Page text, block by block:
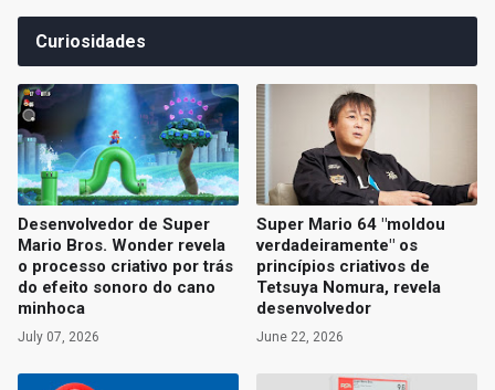
Curiosidades
Desenvolvedor de Super
Mario Bros. Wonder revela
o processo criativo por trás
do efeito sonoro do cano
minhoca
July 07, 2026
Super Mario 64 "moldou
verdadeiramente" os
princípios criativos de
Tetsuya Nomura, revela
desenvolvedor
June 22, 2026